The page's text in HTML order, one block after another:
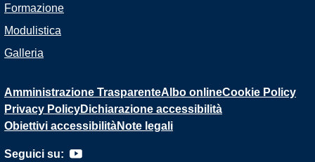
Formazione
Modulistica
Galleria
Amministrazione TrasparenteAlbo onlineCookie Policy
Privacy PolicyDichiarazione accessibilità
Obiettivi accessibilitàNote legali
Seguici su: